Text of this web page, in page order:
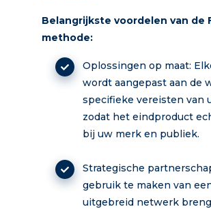
Belangrijkste voordelen van de
methode:
Oplossingen op maat:
wordt aangepast aan de
specifieke vereisten van
zodat het eindproduct
bij uw merk en publiek.
Strategische
gebruik te maken van
uitgebreid netwerk